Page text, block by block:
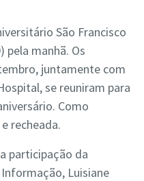
São Francisco
pela manhã. Os
juntamente com
se reuniram para
Como
recheada.
participação da
Luisiane